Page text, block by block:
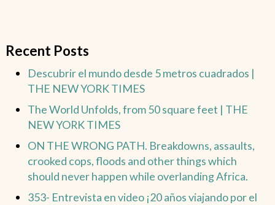
Recent Posts
Descubrir el mundo desde 5 metros cuadrados |
THE NEW YORK TIMES
The World Unfolds, from 50 square feet | THE
NEW YORK TIMES
ON THE WRONG PATH. Breakdowns, assaults,
crooked cops, floods and other things which
should never happen while overlanding Africa.
353- Entrevista en video ¡20 años viajando por el